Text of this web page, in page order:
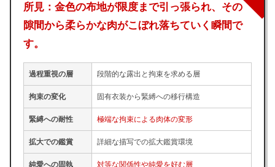
所見：金色の布地が限度まで引っ張られ、その
隙間から柔らかな肉がこぼれ落ちていく瞬間で
す。
過程重視の層 段階的な露出と拘束を求める層
拘束の変化 固有衣装から緊縛への移行構造
緊縛への耐性 極端な拘束による肉体の変形
拡大での鑑賞 詳細な描写での拡大鑑賞環境
純愛への固執 対等な関係性や純愛を好む層